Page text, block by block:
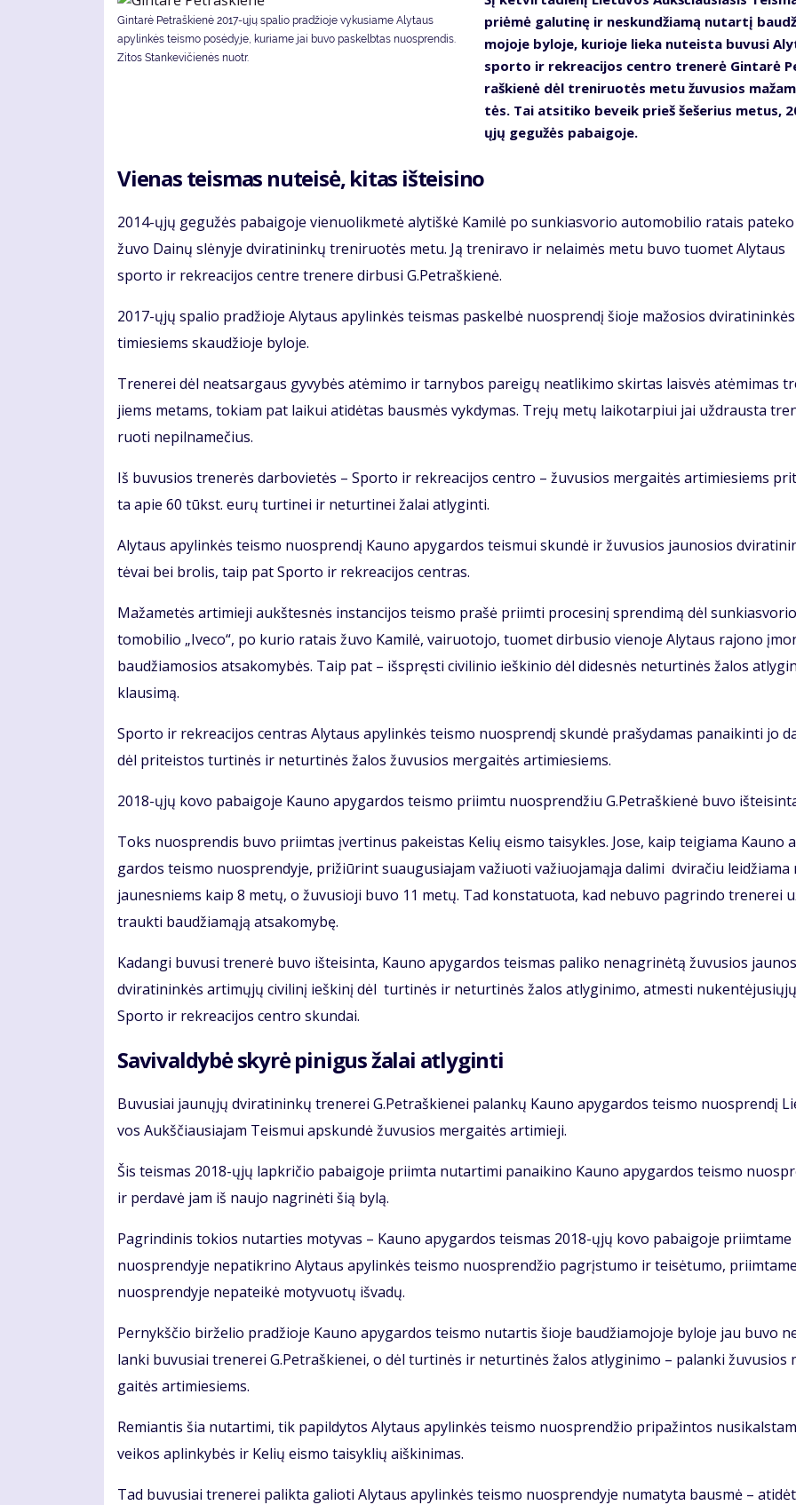
Gintarė Petraškienė 2017-ųjų spalio pradžioje vykusiame Alytaus
apylinkės teismo posėdyje, kuriame jai buvo paskelbtas nuosprendis.
Zitos Stankevičienės nuotr.
pri­ėmė ga­lu­ti­nę ir ne­skun­džia­mą nu­tar­tį
mo­jo­je by­lo­je, ku­rio­je lie­ka nu­teis­ta bu­vu­si
spor­to ir rek­re­a­ci­jos cen­tro tre­ne­rė Gin­ta­rė
raš­kie­nė dėl tre­ni­ruo­tės me­tu žu­vu­sios
tės. Tai at­si­ti­ko be­veik prieš še­še­rius me­tus,
ųjų ge­gu­žės pa­bai­go­je.
Vie­nas teis­mas nu­tei­sė, ki­tas iš­tei­si­no
2014-ųjų ge­gu­žės pa­bai­go­je vie­nuo­lik­me­tė aly­tiš­kė Ka­mi­lė po sun­kias­vo­rio au­to­mo­bi­lio ra­tais
žu­vo Dai­nų slė­ny­je dvi­ra­ti­nin­kų tre­ni­ruo­tės me­tu. Ją tre­ni­ra­vo ir ne­lai­mės me­tu bu­vo tuo­met Aly­taus
spor­to ir rek­re­a­ci­jos cen­tre tre­ne­re dir­bu­si G.Pet­raš­kie­nė.
2017-ųjų spa­lio pra­džio­je Aly­taus apy­lin­kės teis­mas pa­skel­bė nuosp­ren­dį šio­je ma­žo­sios
ti­mie­siems skau­džio­je by­lo­je.
Tre­ne­rei dėl ne­at­sar­gaus gy­vy­bės at­ėmi­mo ir tar­ny­bos pa­rei­gų ne­at­li­ki­mo skir­tas lais­vės at­ėmi­mas
jiems me­tams, to­kiam pat lai­kui ati­dė­tas baus­mės vyk­dy­mas. Tre­jų me­tų lai­ko­tar­piui jai už­draus­ta
ruo­ti ne­pil­na­me­čius.
Iš bu­vu­sios tre­ne­rės dar­bo­vie­tės – Spor­to ir rek­re­a­ci­jos cen­tro – žu­vu­sios mer­gai­tės ar­ti­mie­siems
ta apie 60 tūkst. eu­rų tur­ti­nei ir ne­tur­ti­nei ža­lai at­ly­gin­ti.
Aly­taus apy­lin­kės teis­mo nuosp­ren­dį Kau­no apy­gar­dos teis­mui skun­dė ir žu­vu­sios jau­no­sios
tė­vai bei bro­lis, taip pat Spor­to ir rek­re­a­ci­jos cen­tras.
Ma­ža­me­tės ar­ti­mie­ji aukš­tes­nės ins­tan­ci­jos teis­mo pra­šė pri­im­ti pro­ce­si­nį spren­di­mą dėl
to­mo­bi­lio „Ive­co“, po ku­rio ra­tais žu­vo Ka­mi­lė, vai­ruo­to­jo, tuo­met dir­bu­sio vie­no­je Aly­taus ra­jo­no
bau­džia­mo­sios at­sa­ko­my­bės. Taip pat – iš­spręs­ti ci­vi­li­nio ieš­ki­nio dėl di­des­nės ne­tur­ti­nės ža­los
klau­si­mą.
Spor­to ir rek­re­a­ci­jos cen­tras Aly­taus apy­lin­kės teis­mo nuosp­ren­dį skun­dė pra­šy­da­mas pa­nai­kin­ti jo
dėl pri­teis­tos tur­ti­nės ir ne­tur­ti­nės ža­los žu­vu­sios mer­gai­tės ar­ti­mie­siems.
2018-ųjų ko­vo pa­bai­go­je Kau­no apy­gar­dos teis­mo pri­im­tu nuosp­ren­džiu G.Pet­raš­kie­nė bu­vo
Toks nuosp­ren­dis bu­vo pri­im­tas įver­ti­nus pa­keis­tas Ke­lių eis­mo tai­syk­les. Jo­se, kaip tei­gia­ma Kau­no
gar­dos teis­mo nuosp­ren­dy­je, pri­žiū­rint su­au­gu­sia­jam va­žiuo­ti va­žiuo­ja­mą­ja da­li­mi dvi­ra­čiu lei­džia­ma
jau­nes­niems kaip 8 me­tų, o žu­vu­sio­ji bu­vo 11 me­tų. Tad kon­sta­tuo­ta, kad ne­bu­vo pa­grin­do tre­ne­rei
trauk­ti bau­džia­mą­ją at­sa­ko­my­bę.
Ka­dan­gi bu­vu­si tre­ne­rė bu­vo iš­tei­sin­ta, Kau­no apy­gar­dos teis­mas pa­li­ko ne­nag­ri­nė­tą žu­vu­sios
dvi­ra­ti­nin­kės ar­ti­mų­jų ci­vi­li­nį ieš­ki­nį dėl tur­ti­nės ir ne­tur­ti­nės ža­los at­ly­gi­ni­mo, at­mes­ti
Spor­to ir rek­re­a­ci­jos cen­tro skun­dai.
Sa­vi­val­dy­bė sky­rė pi­ni­gus ža­lai at­ly­gin­ti
Bu­vu­siai jau­nų­jų dvi­ra­ti­nin­kų tre­ne­rei G.Pet­raš­kie­nei pa­lan­kų Kau­no apy­gar­dos teis­mo nuosp­ren­dį
vos Aukš­čiau­sia­jam Teis­mui ap­skun­dė žu­vu­sios mer­gai­tės ar­ti­mie­ji.
Šis teis­mas 2018-ųjų lap­kri­čio pa­bai­go­je pri­im­ta nu­tar­ti­mi pa­nai­ki­no Kau­no apy­gar­dos teis­mo
ir per­da­vė jam iš nau­jo nag­ri­nė­ti šią by­lą.
Pa­grin­di­nis to­kios nu­tar­ties mo­ty­vas – Kau­no apy­gar­dos teis­mas 2018-ųjų ko­vo pa­bai­go­je pri­im­ta­me
nuosp­ren­dy­je ne­pa­tik­ri­no Aly­taus apy­lin­kės teis­mo nuosp­ren­džio pa­grįs­tu­mo ir tei­sė­tu­mo, pri­im­ta­me
nuosp­ren­dy­je ne­pa­tei­kė mo­ty­vuo­tų iš­va­dų.
Per­nykš­čio bir­že­lio pra­džio­je Kau­no apy­gar­dos teis­mo nu­tar­tis šio­je bau­džia­mo­jo­je by­lo­je jau bu­vo
lan­ki bu­vu­siai tre­ne­rei G.Pet­raš­kie­nei, o dėl tur­ti­nės ir ne­tur­ti­nės ža­los at­ly­gi­ni­mo – pa­lan­ki žu­vu­sios
gai­tės ar­ti­mie­siems.
Re­mian­tis šia nu­tar­ti­mi, tik pa­pil­dy­tos Aly­taus apy­lin­kės teis­mo nuosp­ren­džio pri­pa­žin­tos
vei­kos ap­lin­ky­bės ir Ke­lių eis­mo tai­syk­lių aiš­ki­ni­mas.
Tad bu­vu­siai tre­ne­rei pa­lik­ta ga­lio­ti Aly­taus apy­lin­kės teis­mo nuosp­ren­dy­je nu­ma­ty­ta baus­mė –